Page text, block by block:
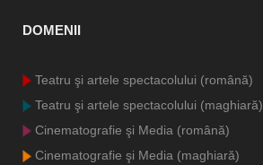
DOMENII
Teatru şi artele spectacolului (română)
Teatru şi artele spectacolului (maghiară)
Cinematografie şi Media (română)
Cinematografie şi Media (maghiară)